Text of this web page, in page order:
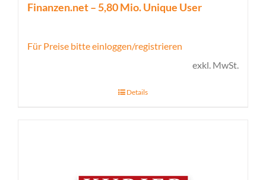
Finanzen.net – 5,80 Mio. Unique User
Für Preise bitte einloggen/registrieren
exkl. MwSt.
Details